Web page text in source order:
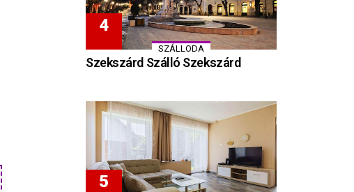
SZÁLLODA
Szekszárd Szálló Szekszárd